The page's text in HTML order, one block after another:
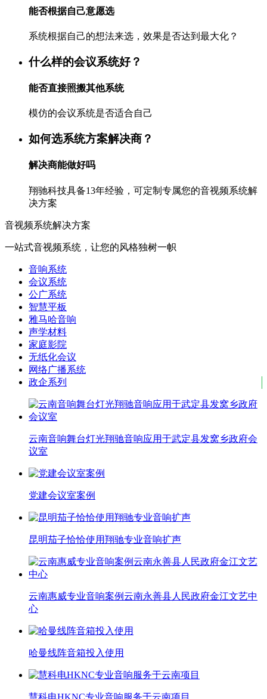
能否根据自己意愿选
系统根据自己的想法来选，效果是否达到最大化？
什么样的会议系统好？
能否直接照搬其他系统
模仿的会议系统是否适合自己
如何选系统方案解决商？
解决商能做好吗
翔驰科技具备13年经验，可定制专属您的音视频系统解
决方案
音视频系统解决方案
一站式音视频系统，让您的风格独树一帜
音响系统
会议系统
公广系统
智慧平板
雅马哈音响
声学材料
家庭影院
无纸化会议
网络广播系统
政企系列
云南音响舞台灯光翔驰音响应用于武定县发窝乡政府会
议室
党建会议室案例
昆明茄子恰恰使用翔驰专业音响扩声
云南惠威专业音响案例云南永善县人民政府金江文艺中
心
哈曼线阵音箱投入使用
慧科电HKNC专业音响服务于云南项目